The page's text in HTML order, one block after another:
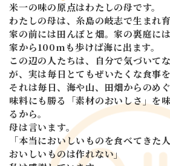
米一の味の原点はわたしの母です。
わたしの母は、糸島の岐志で生まれ育
家の前には田んぼと畑。家の裏庭に
家から100mも歩けば海に出ます。
この辺の人たちは、自分で気づいて
が、 実は毎日とてもぜいたくな食事を
それは毎日、海や山、田畑からのめぐ
味料にも勝る「素材のおいしさ」を
るから。
母は言います。
「本当においしいものを食べてきた
おいしいものは作れない」